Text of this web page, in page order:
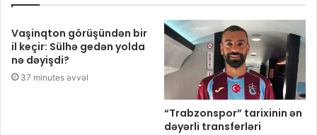
Vaşinqton görüşündən bir
il keçir: Sülhə gedən yolda
nə dəyişdi?
37 minutes əvvəl
“Trabzonspor” tarixinin ən
dəyərli transferləri